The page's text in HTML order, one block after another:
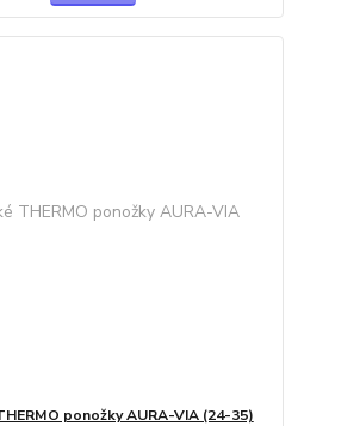
ponožky AURA-VIA (24-35)